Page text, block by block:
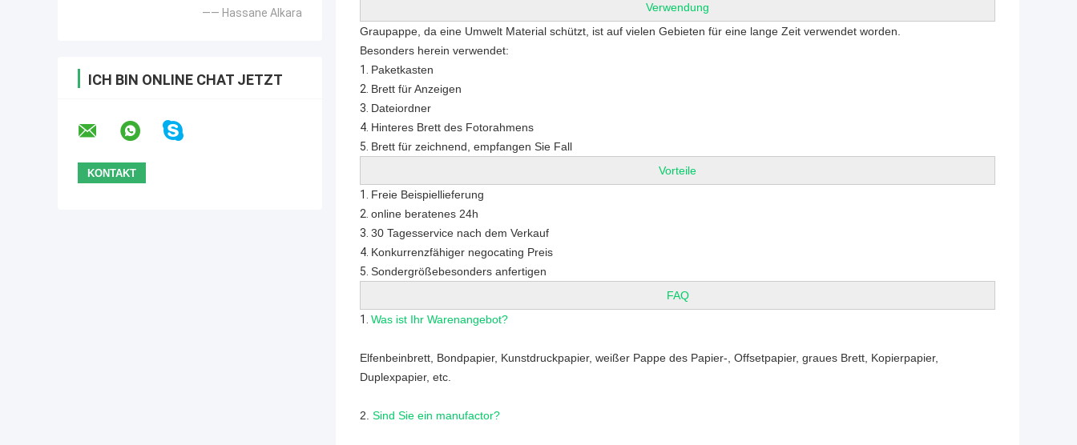
—— Hassane Alkara
ICH BIN ONLINE CHAT JETZT
Verwendung
Graupappe, da eine Umwelt Material schützt, ist auf vielen Gebieten für eine lange Zeit verwendet worden.
Besonders herein verwendet:
1. Paketkasten
2. Brett für Anzeigen
3. Dateiordner
4. Hinteres Brett des Fotorahmens
5. Brett für zeichnend, empfangen Sie Fall
Vorteile
1. Freie Beispiellieferung
2. online beratenes 24h
3. 30 Tagesservice nach dem Verkauf
4. Konkurrenzfähiger negocating Preis
5. Sondergrößebesonders anfertigen
FAQ
1. Was ist Ihr Warenangebot?
Elfenbeinbrett, Bondpapier, Kunstdruckpapier, weißer Pappe des Papier-, Offsetpapier, graues Brett, Kopierpapier,
Duplexpapier, etc.
2. Sind Sie ein manufactor?